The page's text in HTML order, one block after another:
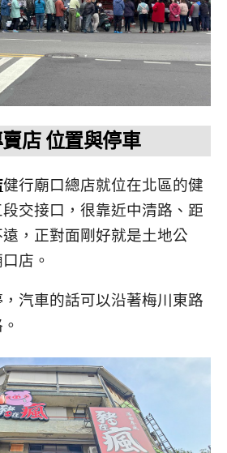
店 位置與停車
健行廟口總店就位在北區的健
交接口，很靠近中清路、距
，正對面剛好就是土地公
店。
汽車的話可以沿著梅川東路